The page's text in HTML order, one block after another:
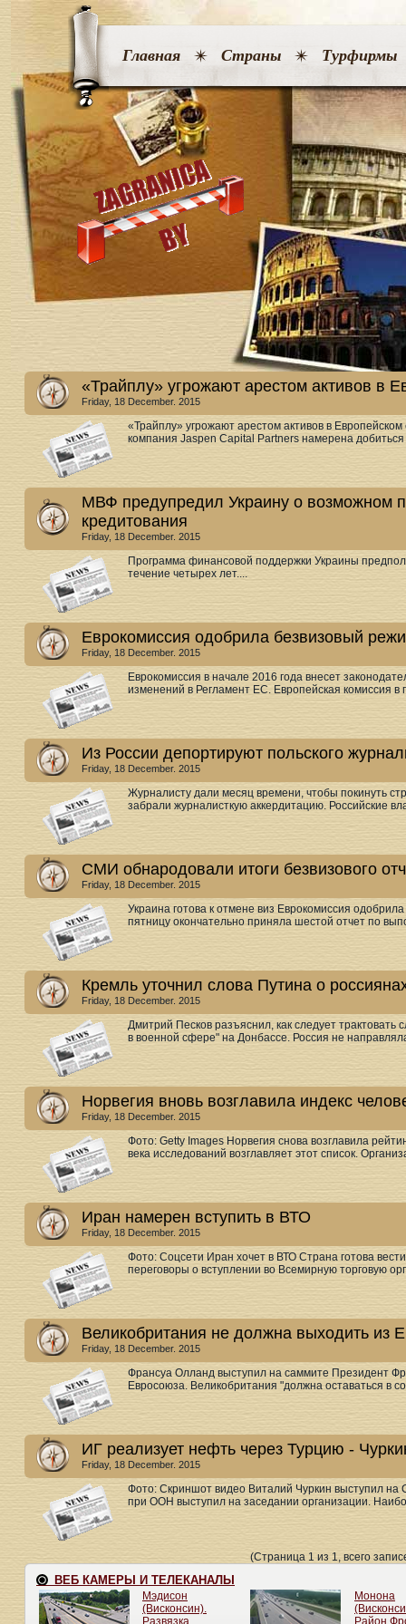
Главная Страны Турфирмы
«Трайплу» угрожают арестом активов в
Friday, 18 December. 2015
«Трайплу» угрожают арестом активов в
компания Jaspen Capital Partners намерена
МВФ предупредил Украину о возможном
кредитования
Friday, 18 December. 2015
Программа финансовой поддержки Украины
течение четырех лет....
Еврокомиссия одобрила безвизовый
Friday, 18 December. 2015
Еврокомиссия в начале 2016 года внесет
изменений в Регламент EC. Европейская комиссия
Из России депортируют польского
Friday, 18 December. 2015
Журналисту дали месяц времени, чтобы покинуть
забрали журналисткую аккердитацию. Российские
СМИ обнародовали итоги безвизового
Friday, 18 December. 2015
Украина готова к отмене виз Еврокомиссия
пятницу окончательно приняла шестой отчет по
Кремль уточнил слова Путина о
Friday, 18 December. 2015
Дмитрий Песков разъяснил, как следует
в военной сфере" на Донбассе. Россия не
Норвегия вновь возглавила индекс
Friday, 18 December. 2015
Фото: Getty Images Норвегия снова возглавила
века исследований возглавляет этот список.
Иран намерен вступить в ВТО
Friday, 18 December. 2015
Фото: Соцсети Иран хочет в ВТО Страна готова
переговоры о вступлении во Всемирную торговую
Великобритания не должна выходить из
Friday, 18 December. 2015
Франсуа Олланд выступил на саммите Президент
Евросоюза. Великобритания "должна оставаться в
ИГ реализует нефть через Турцию -
Friday, 18 December. 2015
Фото: Скриншот видео Виталий Чуркин выступил
при ООН выступил на заседании организации.
(Страница 1 из 1, всего